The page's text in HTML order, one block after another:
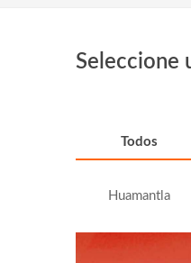
Seleccione
Todos
Huamantla